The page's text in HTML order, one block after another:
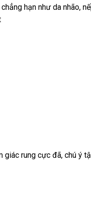
hạn như da nhão,
rung cực đã, chú ý